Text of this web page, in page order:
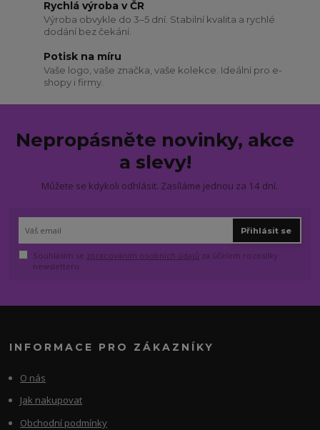
Rychlá výroba v ČR
Výroba obvykle do 3–5 dní. Stabilní kvalita a rychlé
dodání bez čekání.
Potisk na míru
Vaše logo, vaše značka, vaše kolekce. Ideální pro e-
shopy i firmy.
Nepropásněte novinky, akce
a slevy!
Můžete se kdykoli odhlásit. Zasíláme jednou za 14 dní.
Přihlásit se
Souhlasím se zpracováním osobních údajů za účelem rozesílky
newsletteru.
INFORMACE PRO ZÁKAZNÍKY
O nás
Jak nakupovat
Obchodní podmínky